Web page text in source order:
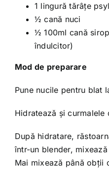
1 lingură tărâţe
½ cană nuci
½ 100ml cană
îndulcitor)
Mod de preparare
Pune nucile pentru blat
Hidratează şi curmalele
După hidratare,
într-un blender,
Mai mixează până obţii